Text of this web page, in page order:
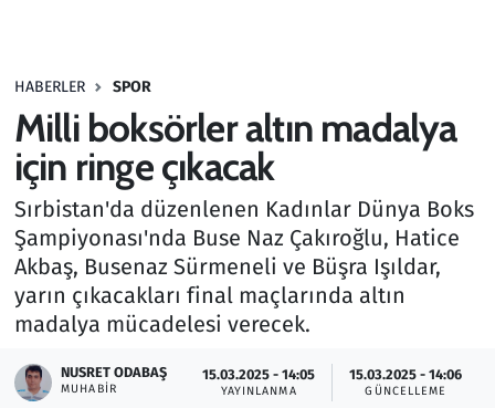
HABERLER SPOR
Milli boksörler altın madalya
için ringe çıkacak
Sırbistan'da düzenlenen Kadınlar Dünya Boks
Şampiyonası'nda Buse Naz Çakıroğlu, Hatice
Akbaş, Busenaz Sürmeneli ve Büşra Işıldar,
yarın çıkacakları final maçlarında altın
madalya mücadelesi verecek.
NUSRET ODABAŞ
MUHABIR
15.03.2025 - 14:05
YAYINLANMA
15.03.2025 - 14:06
GÜNCELLEME
Haber
Kültür Sanat
Kurumsal Haberler
Lezzet Durağı
Memur ve Kamu
Otomobil